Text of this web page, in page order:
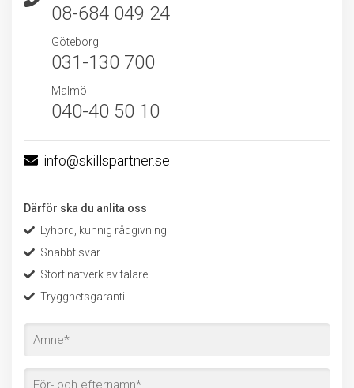
08-684 049 24
Göteborg
031-130 700
Malmö
040-40 50 10
info@skillspartner.se
Därför ska du anlita oss
Lyhörd, kunnig rådgivning
Snabbt svar
Stort nätverk av talare
Trygghetsgaranti